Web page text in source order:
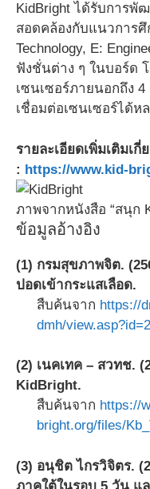
KidBright ได้รับการ
สอดคล้องกับแนวการศึ
Technology, E:
ฟังชั่นต่าง ๆ ในบอร์ด
เซนเซอร์ภายนอกถึง 4
เชื่อมต่อเซนเซอร์ได้ห
รายละเอียดเพิ่มเติมเ
: https://www.kid-
ภาพจากหนังสือ “สนุก
ข้อมูลอ้างอิง
(1) กรมสุขภาพจิต.
ปอดเข้ากระแสเลือด.
สืบค้นจาก https://
dmh/
(2) เนคเทค – สวทช.
KidBright.
สืบค้นจาก https://
bright.org/files/
(3) อนุชิต ไกรวิจิตร.
ภาคใต้ในรอบ 5 วัน แ